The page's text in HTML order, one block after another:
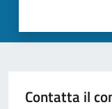
Contatta il